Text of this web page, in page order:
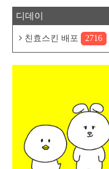
디데이
친효스킨 배포 2716